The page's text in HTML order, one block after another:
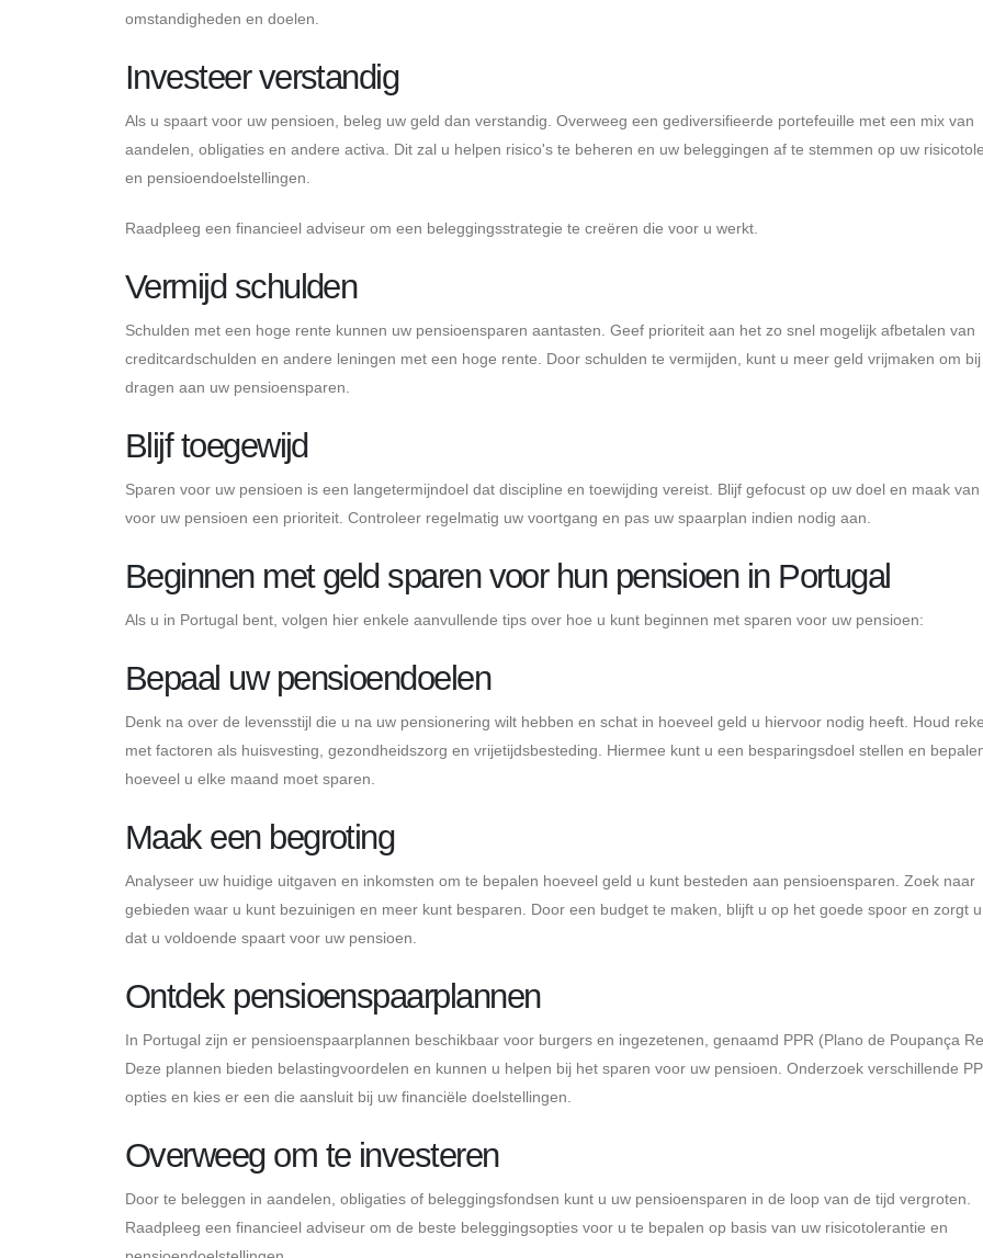
omstandigheden en doelen.
Investeer verstandig
Als u spaart voor uw pensioen, beleg uw geld dan verstandig. Overweeg een gediversifieerde portefeuille met een mix van
aandelen, obligaties en andere activa. Dit zal u helpen risico's te beheren en uw beleggingen af ​​te stemmen op uw
en pensioendoelstellingen.
Raadpleeg een financieel adviseur om een ​​beleggingsstrategie te creëren die voor u werkt.
Vermijd schulden
Schulden met een hoge rente kunnen uw pensioensparen aantasten. Geef prioriteit aan het zo snel mogelijk afbetalen van
creditcardschulden en andere leningen met een hoge rente. Door schulden te vermijden, kunt u meer geld vrijmaken om bij
dragen aan uw pensioensparen.
Blijf toegewijd
Sparen voor uw pensioen is een langetermijndoel dat discipline en toewijding vereist. Blijf gefocust op uw doel en maak van
voor uw pensioen een prioriteit. Controleer regelmatig uw voortgang en pas uw spaarplan indien nodig aan.
Beginnen met geld sparen voor hun pensioen in Portugal
Als u in Portugal bent, volgen hier enkele aanvullende tips over hoe u kunt beginnen met sparen voor uw pensioen:
Bepaal uw pensioendoelen
Denk na over de levensstijl die u na uw pensionering wilt hebben en schat in hoeveel geld u hiervoor nodig heeft. Houd
met factoren als huisvesting, gezondheidszorg en vrijetijdsbesteding. Hiermee kunt u een besparingsdoel stellen en
hoeveel u elke maand moet sparen.
Maak een begroting
Analyseer uw huidige uitgaven en inkomsten om te bepalen hoeveel geld u kunt besteden aan pensioensparen. Zoek naar
gebieden waar u kunt bezuinigen en meer kunt besparen. Door een budget te maken, blijft u op het goede spoor en zorgt
dat u voldoende spaart voor uw pensioen.
Ontdek pensioenspaarplannen
In Portugal zijn er pensioenspaarplannen beschikbaar voor burgers en ingezetenen, genaamd PPR (Plano de Poupança
Deze plannen bieden belastingvoordelen en kunnen u helpen bij het sparen voor uw pensioen. Onderzoek verschillende
opties en kies er een die aansluit bij uw financiële doelstellingen.
Overweeg om te investeren
Door te beleggen in aandelen, obligaties of beleggingsfondsen kunt u uw pensioensparen in de loop van de tijd vergroten.
Raadpleeg een financieel adviseur om de beste beleggingsopties voor u te bepalen op basis van uw risicotolerantie en